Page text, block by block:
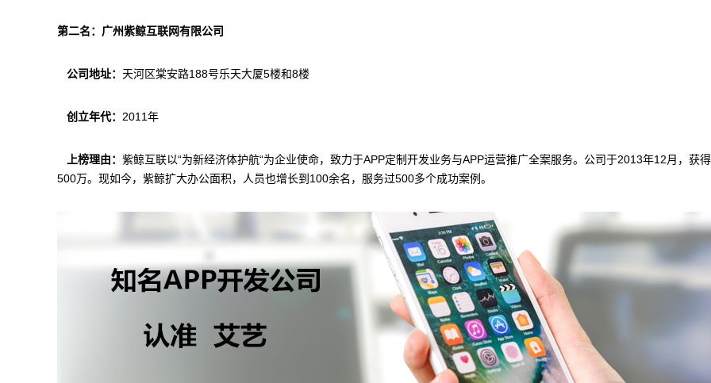
第二名：广州紫鲸互联网有限公司
公司地址： 天河区棠安路188号乐天大厦5楼和8楼
创立年代： 2011年
上榜理由： 紫鲸互联以“为新经济体护航“为企业使命，致力于APP定制开发业务与APP运营推广全案服务。公司于2013年12月，获
500万。现如今，紫鲸扩大办公面积，人员也增长到100余名，服务过500多个成功案例。